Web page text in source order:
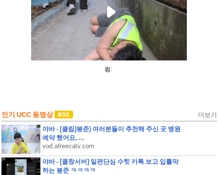
펌:
인기 UCC 동영상 더보기
야바 - [클립]봉준) 여러분들이 추천해 주신 곳 병원
예약 했어요, ...
vod.afreecatv.com
야바 - [클창서버] 일편단심 수힛 카톡 보고 입틀막
하는 봉준 ㅋㅋㅋㅋ